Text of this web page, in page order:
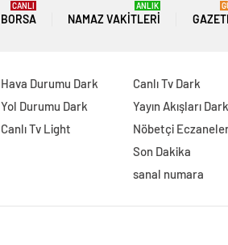
BORSA
CANLI
NAMAZ VAKITLERI
ANLIK
Hava Durumu Dark
Yol Durumu Dark
Canlı Tv Light
Canlı Tv Dark
Yayın Akışları Dark
Nöbetçi
Son Dakika
sanal numara